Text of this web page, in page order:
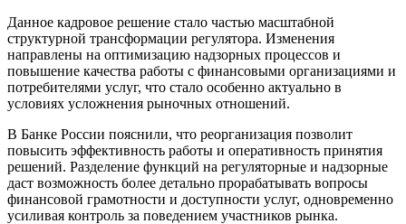
Данное кадровое решение стало частью масштабной
структурной трансформации регулятора. Изменения
направлены на оптимизацию надзорных процессов и
повышение качества работы с финансовыми организациями и
потребителями услуг, что стало особенно актуально в
условиях усложнения рыночных отношений.
В Банке России пояснили, что реорганизация позволит
повысить эффективность работы и оперативность принятия
решений. Разделение функций на регуляторные и надзорные
даст возможность более детально прорабатывать вопросы
финансовой грамотности и доступности услуг, одновременно
усиливая контроль за поведением участников рынка.